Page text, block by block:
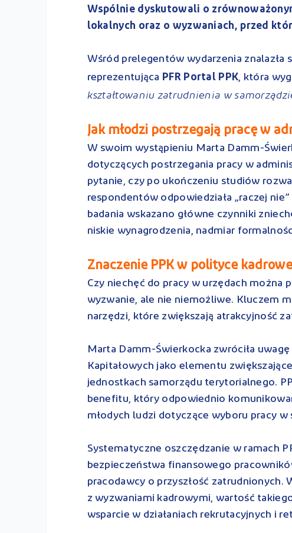
Wspólnie dyskutowali o
lokalnych oraz o wyzwaniach, przed
Wśród prelegentów wydarzenia znalazła
reprezentująca PFR Portal PPK, która
kształtowaniu zatrudnienia w
Jak młodzi postrzegają pracę w
W swoim wystąpieniu Marta Damm-
dotyczących postrzegania pracy w
pytanie, czy po ukończeniu studiów
respondentów odpowiedziała „raczej
badania wskazano główne czynniki
niskie wynagrodzenia, nadmiar
Znaczenie PPK w polityce
Czy niechęć do pracy w urzędach można
wyzwanie, ale nie niemożliwe. Kluczem
narzędzi, które zwiększają atrakcyjność
Marta Damm-Świerkocka zwróciła
Kapitałowych jako elementu
jednostkach samorządu terytorialnego.
benefitu, który odpowiednio
młodych ludzi dotyczące wyboru pracy
Systematyczne oszczędzanie w ramach
bezpieczeństwa finansowego
pracodawcy o przyszłość zatrudnionych.
z wyzwaniami kadrowymi, wartość
wsparcie w działaniach rekrutacyjnych i